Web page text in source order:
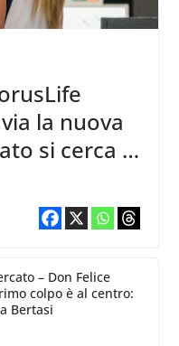
la nuova
si cerca la
– Don Felice
colpo è al centro:
Bertasi